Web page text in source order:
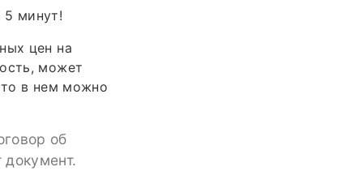
5 минут!
цен на
может
то в нем можно
об
документ.